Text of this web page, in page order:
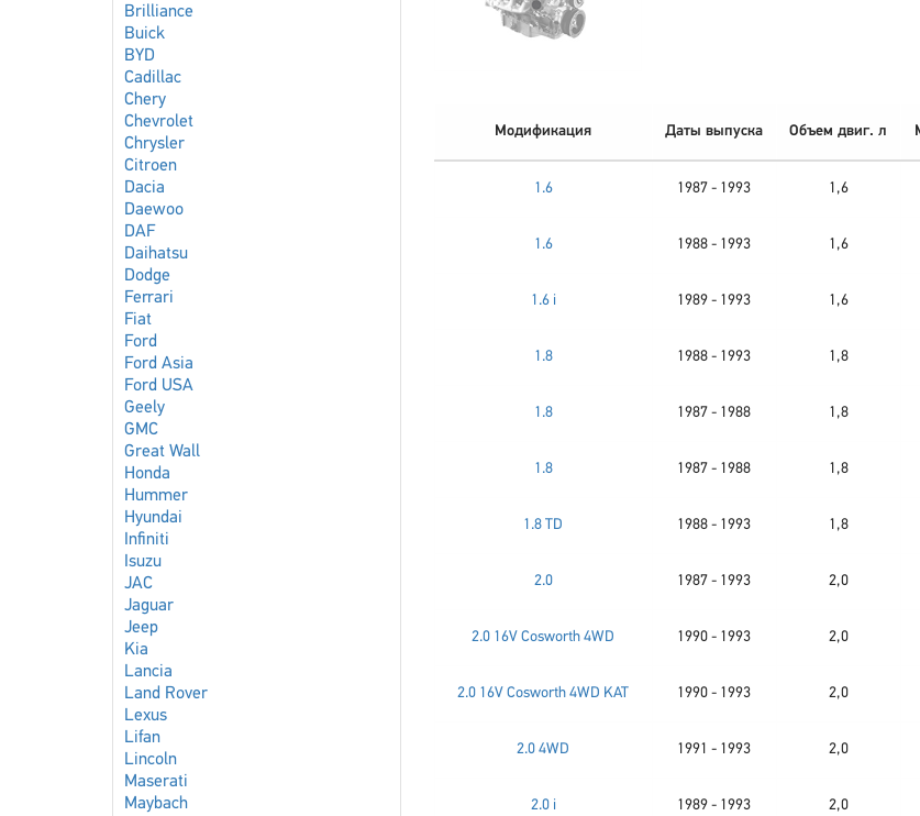
Brilliance
Buick
BYD
Cadillac
Chery
Chevrolet
Chrysler
Citroen
Dacia
Daewoo
DAF
Daihatsu
Dodge
Ferrari
Fiat
Ford
Ford Asia
Ford USA
Geely
GMC
Great Wall
Honda
Hummer
Hyundai
Infiniti
Isuzu
JAC
Jaguar
Jeep
Kia
Lancia
Land Rover
Lexus
Lifan
Lincoln
Maserati
Maybach
Модификация Даты выпуска Объем двиг. л
1.6 1987 - 1993 1,6
1.6 1988 - 1993 1,6
1.6 i 1989 - 1993 1,6
1.8 1988 - 1993 1,8
1.8 1987 - 1988 1,8
1.8 1987 - 1988 1,8
1.8 TD 1988 - 1993 1,8
2.0 1987 - 1993 2,0
2.0 16V Cosworth 4WD 1990 - 1993 2,0
2.0 16V Cosworth 4WD KAT 1990 - 1993 2,0
2.0 4WD 1991 - 1993 2,0
2.0 i 1989 - 1993 2,0